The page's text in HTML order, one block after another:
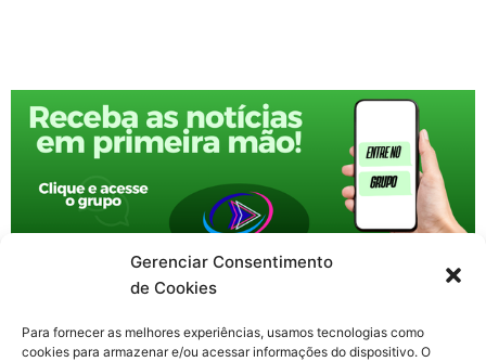
Gerenciar Consentimento
de Cookies
Para fornecer as melhores experiências, usamos tecnologias como
cookies para armazenar e/ou acessar informações do dispositivo. O